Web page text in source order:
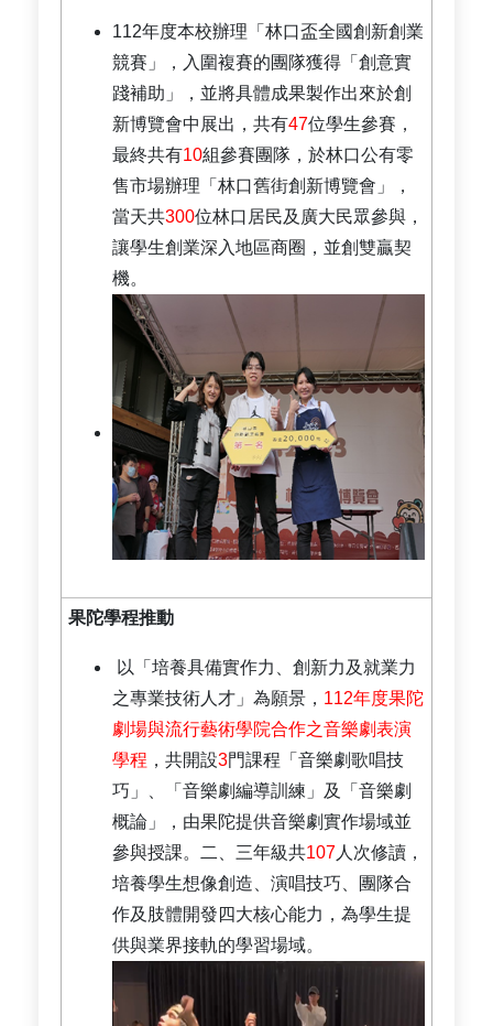
112年度本校辦理「林口盃全國創新創業
競賽」，入圍複賽的團隊獲得「創意實
踐補助」，並將具體成果製作出來於創
新博覽會中展出，共有47位學生參賽，
最終共有10組參賽團隊，於林口公有零
售市場辦理「林口舊街創新博覽會」，
當天共300位林口居民及廣大民眾參與，
讓學生創業深入地區商圈，並創雙贏契
機。
果陀學程推動
以「培養具備實作力、創新力及就業力
之專業技術人才」為願景， 112年度果陀
劇場與流行藝術學院合作之音樂劇表演
學程 ，共開設3門課程「音樂劇歌唱技
巧」、「音樂劇編導訓練」及「音樂劇
概論」，由果陀提供音樂劇實作場域並
參與授課。二、三年級共107人次修讀，
培養學生想像創造、演唱技巧、團隊合
作及肢體開發四大核心能力，為學生提
供與業界接軌的學習場域。